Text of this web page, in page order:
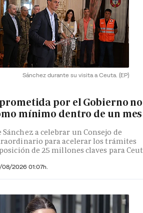
Sánchez durante su visita a Ceuta. (EP)
por el Gobierno no
mínimo dentro de un mes
a celebrar un Consejo de
para acelerar los trámites
de 25 millones claves para
08/2026 01:07h.